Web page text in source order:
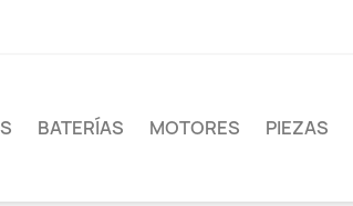
BATERÍAS MOTORES PIEZAS